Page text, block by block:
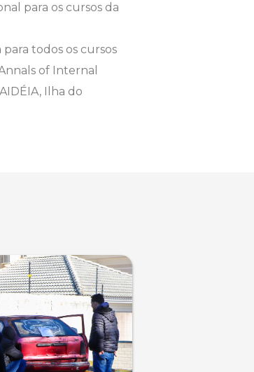
para os cursos da
todos os cursos
of Internal
Ilha do